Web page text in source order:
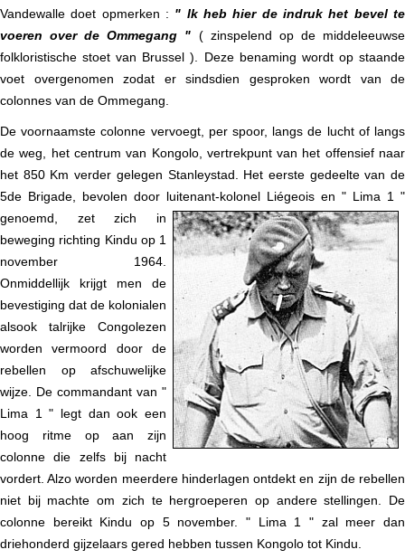
Vandewalle doet opmerken : " Ik heb hier de indruk het bevel te
voeren over de Ommegang " ( zinspelend op de middeleeuwse
folkloristische stoet van Brussel ). Deze benaming wordt op staande
voet overgenomen zodat er sindsdien gesproken wordt van de
colonnes van de Ommegang.
De voornaamste colonne vervoegt, per spoor, langs de lucht of langs
de weg, het centrum van Kongolo, vertrekpunt van het offensief naar
het 850 Km verder gelegen Stanleystad. Het eerste gedeelte van de
5de Brigade, bevolen door luitenant-kolonel Liégeois en " Lima 1 "
genoemd, zet zich in
beweging richting Kindu op 1
november 1964.
Onmiddellijk krijgt men de
bevestiging dat de kolonialen
alsook talrijke Congolezen
worden vermoord door de
rebellen op afschuwelijke
wijze. De commandant van "
Lima 1 " legt dan ook een
hoog ritme op aan zijn
colonne die zelfs bij nacht
vordert. Alzo worden meerdere hinderlagen ontdekt en zijn de rebellen
niet bij machte om zich te hergroeperen op andere stellingen. De
colonne bereikt Kindu op 5 november. " Lima 1 " zal meer dan
driehonderd gijzelaars gered hebben tussen Kongolo tot Kindu.